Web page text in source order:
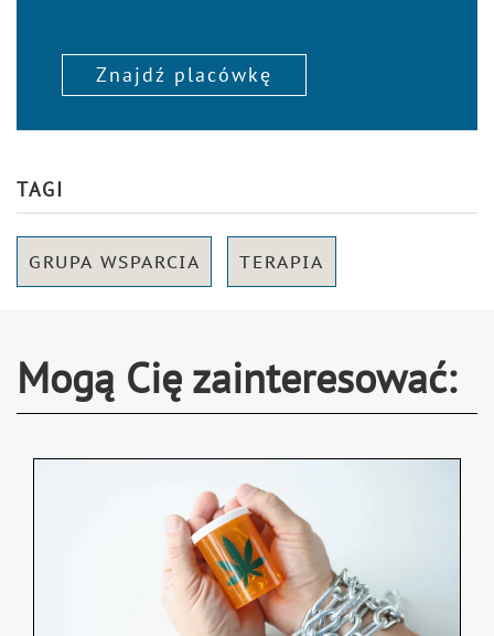
Znajdź placówkę
TAGI
GRUPA WSPARCIA TERAPIA
Mogą Cię zainteresować: